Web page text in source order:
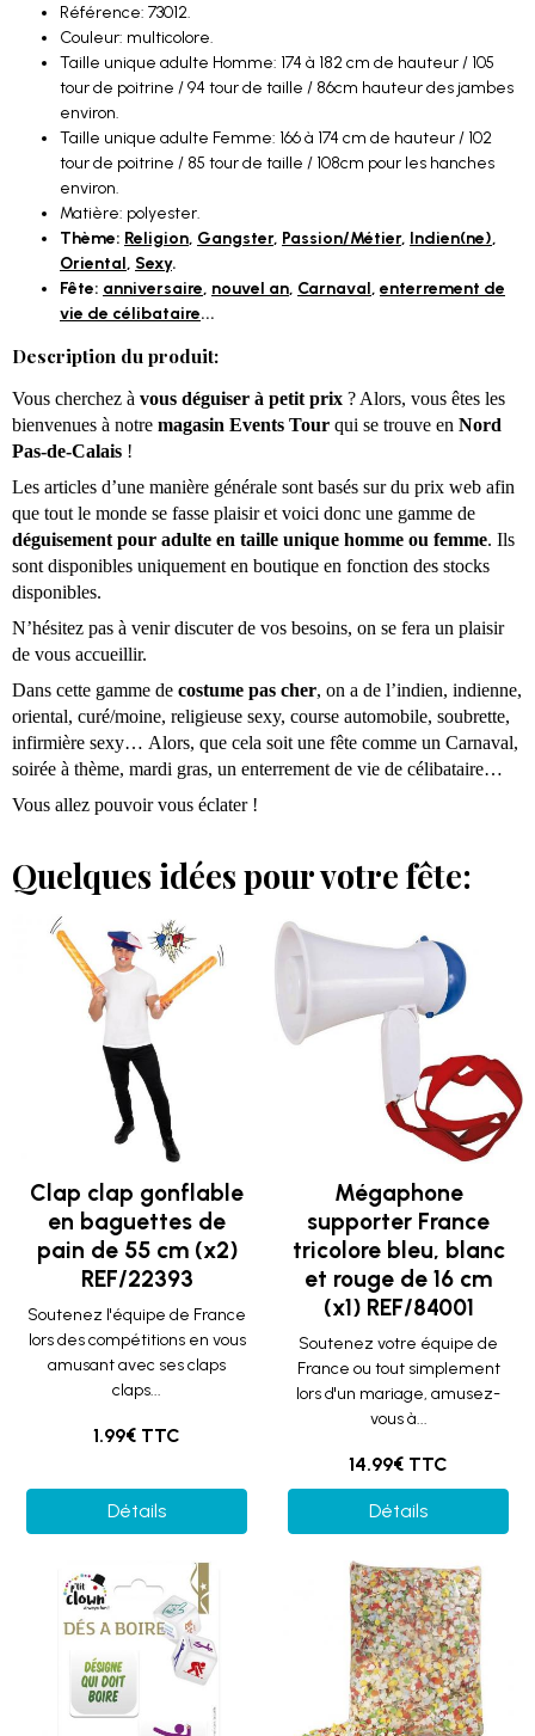
Référence: 73012.
Couleur: multicolore.
Taille unique adulte Homme: 174 à 182 cm de hauteur / 105
tour de poitrine / 94 tour de taille / 86cm hauteur des jambes
environ.
Taille unique adulte Femme: 166 à 174 cm de hauteur / 102
tour de poitrine / 85 tour de taille / 108cm pour les hanches
environ.
Matière: polyester.
Thème: Religion, Gangster, Passion/Métier, Indien(ne),
Oriental, Sexy.
Fête: anniversaire, nouvel an, Carnaval, enterrement de
vie de célibataire...
Description du produit:
Vous cherchez à vous déguiser à petit prix ? Alors, vous êtes les
bienvenues à notre magasin Events Tour qui se trouve en Nord
Pas-de-Calais !
Les articles d’une manière générale sont basés sur du prix web afin
que tout le monde se fasse plaisir et voici donc une gamme de
déguisement pour adulte en taille unique homme ou femme. Ils
sont disponibles uniquement en boutique en fonction des stocks
disponibles.
N’hésitez pas à venir discuter de vos besoins, on se fera un plaisir
de vous accueillir.
Dans cette gamme de costume pas cher, on a de l’indien, indienne,
oriental, curé/moine, religieuse sexy, course automobile, soubrette,
infirmière sexy… Alors, que cela soit une fête comme un Carnaval,
soirée à thème, mardi gras, un enterrement de vie de célibataire…
Vous allez pouvoir vous éclater !
Quelques idées pour votre fête:
Clap clap gonflable
en baguettes de
pain de 55 cm (x2)
REF/22393
Soutenez l'équipe de France
lors des compétitions en vous
amusant avec ses claps
claps...
1.99€ TTC
Détails
Mégaphone
supporter France
tricolore bleu, blanc
et rouge de 16 cm
(x1) REF/84001
Soutenez votre équipe de
France ou tout simplement
lors d'un mariage, amusez-
vous à...
14.99€ TTC
Détails